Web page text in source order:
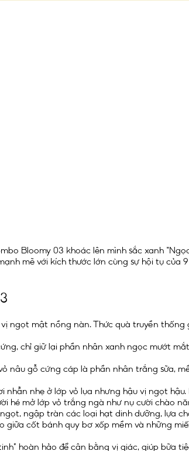
Bloomy 03 khoác lên mình sắc xanh
mẽ với kích thước lớn cùng sự hội tụ
vị ngọt mật nồng nàn. Thức quà truyền
chỉ giữ lại phần nhân xanh ngọc mướt
nâu gỗ cứng cáp là phần nhân trắng sữa,
nhẹ ở lớp vỏ lụa nhưng hậu vị ngọt
hé mở lớp vỏ trắng ngà như nụ cười chào
ngập tràn các loại hạt dinh dưỡng, lựa
giữa cốt bánh quy bơ xốp mềm và những
hoàn hảo để cân bằng vị giác, giúp bữa